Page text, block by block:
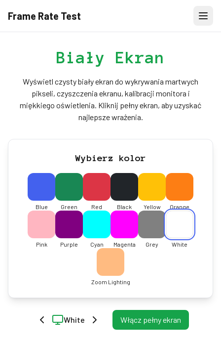
Frame Rate Test
Biały Ekran
Wyświetl czysty biały ekran do wykrywania martwych
pikseli, czyszczenia ekranu, kalibracji monitora i
miękkiego oświetlenia. Kliknij pełny ekran, aby uzyskać
najlepsze wrażenia.
Wybierz kolor
Blue Green Red Black Yellow Orange
Pink Purple Cyan Magenta Grey White
Zoom Lighting
White Włącz pełny ekran